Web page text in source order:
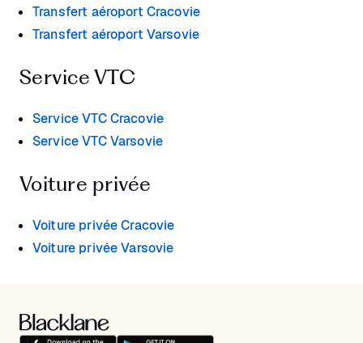
Transfert aéroport Cracovie
Transfert aéroport Varsovie
Service VTC
Service VTC Cracovie
Service VTC Varsovie
Voiture privée
Voiture privée Cracovie
Voiture privée Varsovie